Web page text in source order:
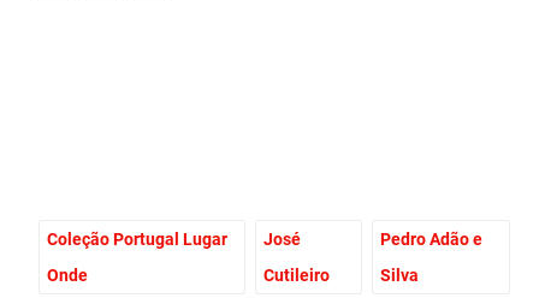
Coleção Portugal Lugar
Onde
José
Cutileiro
Pedro Adão e
Silva